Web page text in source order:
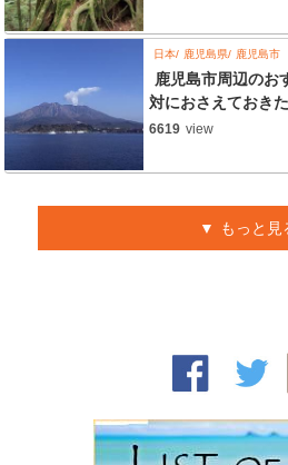
日本 鹿児島県 鹿児島市
鹿児島市周辺の
対におさえておき
6619 view
もっと見